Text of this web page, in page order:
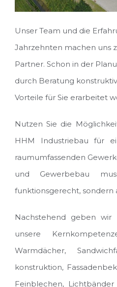
Unser Team und die
Jahrzehnten machen uns
Partner. Schon in der
durch Beratung
Vorteile für Sie erarbeitet
Nutzen Sie die
HHM Industriebau für
raumumfassenden
und Gewerbebau
funktionsgerecht, sondern
Nachstehend geben
unsere
Warmdächer,
konstruktion,
Feinblechen,